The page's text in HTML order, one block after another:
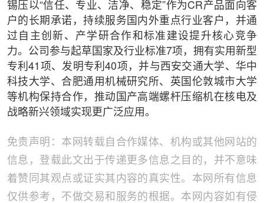
锡压以“信任、专业、洁净、稳定”作为CR产品面向客
户的长期承诺，持续服务国内外重点行业客户，并通
过自主创新、产学研合作和标准建设提升核心竞争
力。公司参与起草国家及行业标准7项，拥有实用新型
专利41项、发明专利40项，并与西安交通大学、华中
科技大学、合肥通用机械研究所、英国伦敦城市大学
等机构保持合作，推动国产高端螺杆压缩机在核电及
战略新兴领域实现更广泛应用。
免责声明：本网转载自合作媒体、机构或其他网站的
信息，登载此文出于传递更多信息之目的，并不意味
着赞同其观点或证实其内容的真实性。本网所有信息
仅供参考，不做交易和服务的根据。本网内容如有侵